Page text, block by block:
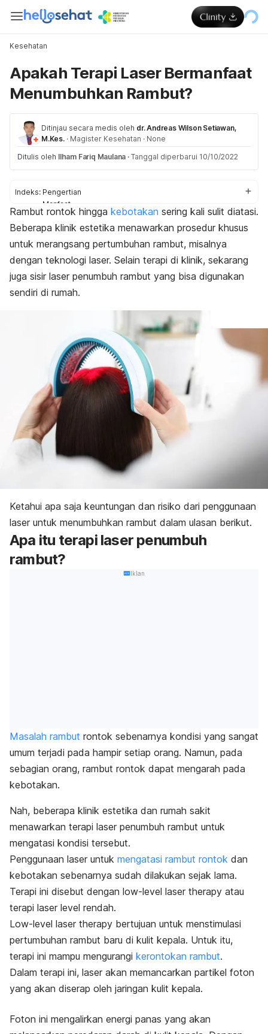
Kesehatan
Apakah Terapi Laser Bermanfaat
Menumbuhkan Rambut?
Ditinjau secara medis oleh dr. Andreas Wilson Setiawan,
M.Kes. · Magister Kesehatan · None
Ditulis oleh Ilham Fariq Maulana · Tanggal diperbarui 10/10/2022
Indeks: Pengertian
Manfaat
Kekurangan
Tips penggunaan
Rambut rontok hingga kebotakan sering kali sulit diatasi.
Beberapa klinik estetika menawarkan prosedur khusus
untuk merangsang pertumbuhan rambut, misalnya
dengan teknologi laser. Selain terapi di klinik, sekarang
juga sisir laser penumbuh rambut yang bisa digunakan
sendiri di rumah.
Ketahui apa saja keuntungan dan risiko dari penggunaan
laser untuk menumbuhkan rambut dalam ulasan berikut.
Apa itu terapi laser penumbuh
rambut?
Iklan
Masalah rambut rontok sebenarnya kondisi yang sangat
umum terjadi pada hampir setiap orang. Namun, pada
sebagian orang, rambut rontok dapat mengarah pada
kebotakan.
Nah, beberapa klinik estetika dan rumah sakit
menawarkan terapi laser penumbuh rambut untuk
mengatasi kondisi tersebut.
Penggunaan laser untuk mengatasi rambut rontok dan
kebotakan sebenarnya sudah dilakukan sejak lama.
Terapi ini disebut dengan low-level laser therapy atau
terapi laser level rendah.
Low-level laser therapy bertujuan untuk menstimulasi
pertumbuhan rambut baru di kulit kepala. Untuk itu,
terapi ini mampu mengurangi kerontokan rambut.
Dalam terapi ini, laser akan memancarkan partikel foton
yang akan diserap oleh jaringan kulit kepala.
Foton ini mengalirkan energi panas yang akan